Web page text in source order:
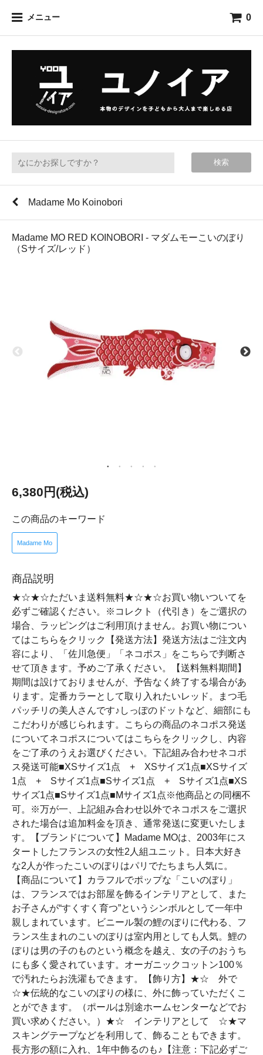
メニュー 0
検索
Madame Mo Koinobori
Madame MO RED KOINOBORI - マダムモーこいのぼり
（Sサイズ/レッド）
6,380円(税込)
この商品のキーワード
Madame Mo
商品説明
★☆★☆ただいま送料無料★☆★☆お買い物いついてを
必ずご確認ください。※コレクト（代引き）をご選択の
場合、ラッピングはご利用頂けません。お買い物につい
てはこちらをクリック【発送方法】発送方法はご注文内
容により、「佐川急便」「ネコポス」をこちらで判断さ
せて頂きます。予めご了承ください。【送料無料期間】
期間は設けておりませんが、予告なく終了する場合があ
ります。定番カラーとして取り入れたいレッド。まつ毛
パッチリの美人さんです♪しっぽのドットなど、細部にも
こだわりが感じられます。こちらの商品のネコポス発送
についてネコポスについてはこちらをクリックし、内容
をご了承のうえお選びください。下記組み合わせネコポ
ス発送可能■XSサイズ1点 + XSサイズ1点■XSサイズ
1点 + Sサイズ1点■Sサイズ1点 + Sサイズ1点■XS
サイズ1点■Sサイズ1点■Mサイズ1点※他商品との同梱不
可。※万が一、上記組み合わせ以外でネコポスをご選択
された場合は追加料金を頂き、通常発送に変更いたしま
す。【ブランドについて】Madame MOは、2003年にス
タートしたフランスの女性2人組ユニット。日本大好き
な2人が作ったこいのぼりはパリでたちまち人気に。
【商品について】カラフルでポップな「こいのぼり」
は、フランスではお部屋を飾るインテリアとして、また
お子さんが“すくすく育つ”というシンボルとして一年中
親しまれています。ビニール製の鯉のぼりに代わる、フ
ランス生まれのこいのぼりは室内用としても人気。鯉の
ぼりは男の子のものという概念を越え、女の子のおうち
にも多く愛されています。オーガニックコットン100％
で汚れたらお洗濯もできます。【飾り方】★☆ 外で
☆★伝統的なこいのぼりの様に、外に飾っていただくこ
とができます。（ポールは別途ホームセンターなどでお
買い求めください。）★☆ インテリアとして ☆★マ
スキングテープなどを利用して、飾ることもできます。
長方形の額に入れ、1年中飾るのも♪【注意：下記必ずご